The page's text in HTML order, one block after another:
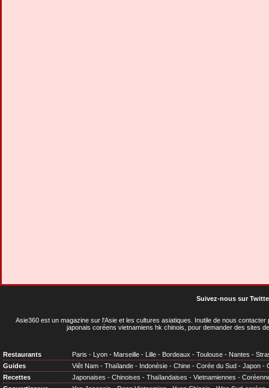
Suivez-nous sur
Asie360 est un magazine sur l'Asie et les cultures asiatiques . Inutile de nous
japonais coréens vietnamiens hk chinois, pour demander des sites
Restaurants Paris - Lyon - Marseille - Lille - Bordeaux - Toulouse - Nantes -
Guides
Viêt Nam - Thaïlande - Indonésie - Chine - Corée du Sud - Japon -
Recettes
Japonaises - Chinoises - Thaïlandaises - Vietnamiennes -